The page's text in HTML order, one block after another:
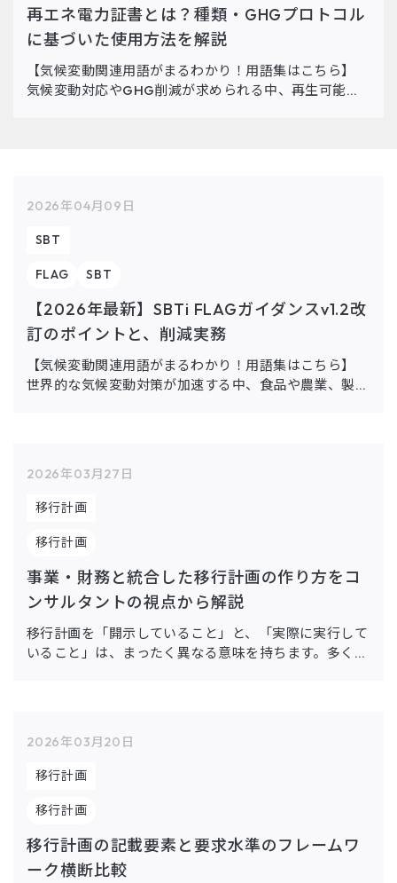
再エネ電力証書とは？種類・GHGプロトコル
に基づいた使用方法を解説
【気候変動関連用語がまるわかり！用語集はこちら】
気候変動対応やGHG削減が求められる中、再生可能エ
2026年04月09日
SBT
FLAG SBT
【2026年最新】SBTi FLAGガイダンスv1.2改
訂のポイントと、削減実務
【気候変動関連用語がまるわかり！用語集はこちら】
世界的な気候変動対策が加速する中、食品や農業、製
2026年03月27日
移行計画
移行計画
事業・財務と統合した移行計画の作り方をコ
ンサルタントの視点から解説
移行計画を「開示していること」と、「実際に実行して
いること」は、まったく異なる意味を持ちます。多くの
2026年03月20日
移行計画
移行計画
移行計画の記載要素と要求水準のフレームワ
ーク横断比較